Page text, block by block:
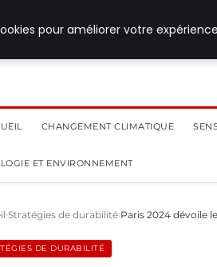
CHANGEMENT CLIMATIQUE
ET ENVIRONNEMENT
Stratégies de durabilité Paris 2024 dévoile
DE DURABILITÉ
pour améliorer votre